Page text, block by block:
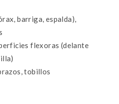
barriga, espalda),
flexoras (delante
tobillos